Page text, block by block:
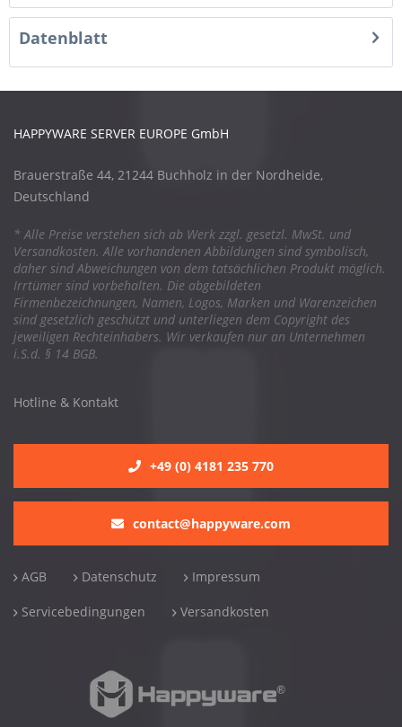
Datenblatt
HAPPYWARE SERVER EUROPE GmbH
Brauerstraße 44, 21244 Buchholz in der Nordheide,
Deutschland
* Alle Preise verstehen sich ab Werk zzgl. gesetzl. MwSt. und
Versandkosten. Alle vorhandenen Abbildungen sind symbolisch,
daher sind Abweichungen von dem tatsächlichen Produkt möglich.
Irrtümer sind vorbehalten. Die abgebildeten
Firmenbezeichnungen, Namen, Logos, Marken und Warenzeichen
sind gesetzlich geschützt und unterliegen dem Copyright des
jeweiligen Rechteinhabers. Wir verkaufen nur an Unternehmen
i.S.d. § 14 BGB.
Hotline & Kontakt
+49 (0) 4181 235 770
contact@happyware.com
AGB Datenschutz Impressum
Servicebedingungen Versandkosten